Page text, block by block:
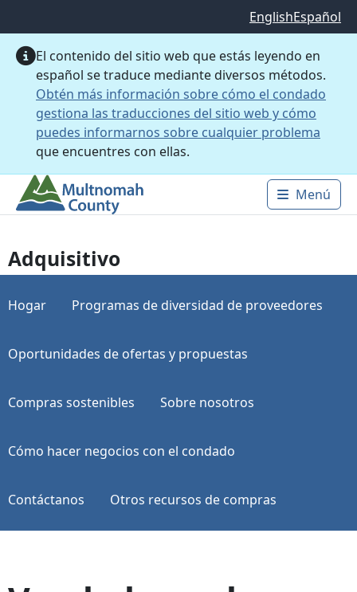
EnglishEspañol
El contenido del sitio web que estás leyendo en
español se traduce mediante diversos métodos.
Obtén más información sobre cómo el condado
gestiona las traducciones del sitio web y cómo
puedes informarnos sobre cualquier problema
que encuentres con ellas.
Main
Menú
Adquisitivo
Hogar Programas de diversidad de proveedores
Oportunidades de ofertas y propuestas
Compras sostenibles Sobre nosotros
Cómo hacer negocios con el condado
Contáctanos Otros recursos de compras